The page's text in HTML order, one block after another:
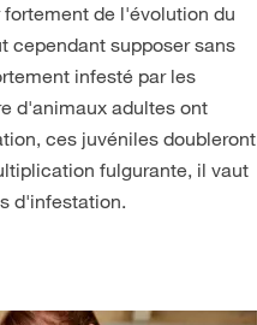
de l'évolution du
cependant supposer sans
infesté par les
d'animaux adultes ont
ces juvéniles doubleront
fulgurante, il vaut
d'infestation.